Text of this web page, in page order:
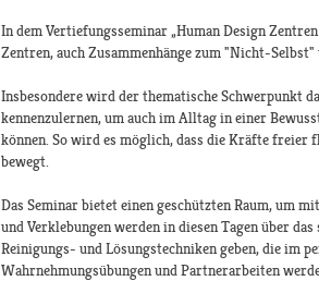
In dem Vertiefungsseminar „Human Design
Zentren, auch Zusammenhänge zum "Nicht-
Insbesondere wird der thematische Schwerpunkt
kennenzulernen, um auch im Alltag in einer
können. So wird es möglich, dass die Kräfte freier
bewegt.
Das Seminar bietet einen geschützten Raum, um
und Verklebungen werden in diesen Tagen über
Reinigungs- und Lösungstechniken geben, die im
Wahrnehmungsübungen und Partnerarbeiten